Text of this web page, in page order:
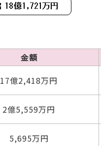
金額
17億2,418万円
2億5,559万円
5,695万円